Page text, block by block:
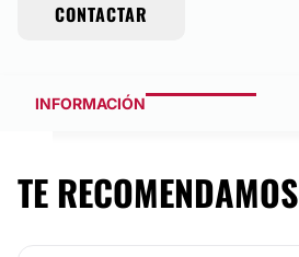
CONTACTAR
INFORMACIÓN
TE RECOMENDAMOS